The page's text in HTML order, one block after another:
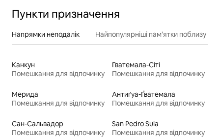
Пункти призначення
Напрямки неподалік Найпопулярніші пам’ятки поблизу
Канкун
Помешкання для відпочинку
Гватемала-Сіті
Помешкання для відпочинку
Мерида
Помешкання для відпочинку
Антиґуа-Ґватемала
Помешкання для відпочинку
Сан-Сальвадор
Помешкання для відпочинку
San Pedro Sula
Помешкання для відпочинку